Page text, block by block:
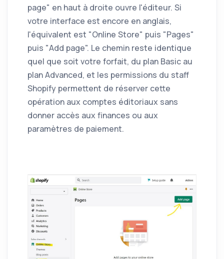
page" en haut à droite ouvre l'éditeur. Si
votre interface est encore en anglais,
l'équivalent est "Online Store" puis "Pages"
puis "Add page". Le chemin reste identique
quel que soit votre forfait, du plan Basic au
plan Advanced, et les permissions du staff
Shopify permettent de réserver cette
opération aux comptes éditoriaux sans
donner accès aux finances ou aux
paramètres de paiement.